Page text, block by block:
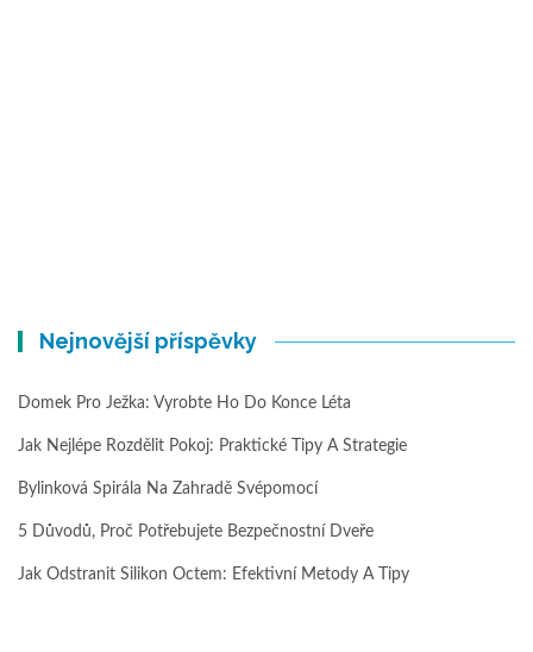
Nejnovější příspěvky
Domek Pro Ježka: Vyrobte Ho Do Konce Léta
Jak Nejlépe Rozdělit Pokoj: Praktické Tipy A Strategie
Bylinková Spirála Na Zahradě Svépomocí
5 Důvodů, Proč Potřebujete Bezpečnostní Dveře
Jak Odstranit Silikon Octem: Efektivní Metody A Tipy